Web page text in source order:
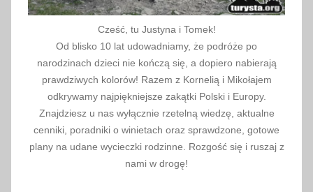
Cześć, tu Justyna i Tomek!
Od blisko 10 lat udowadniamy, że podróże po
narodzinach dzieci nie kończą się, a dopiero nabierają
prawdziwych kolorów! Razem z Kornelią i Mikołajem
odkrywamy najpiękniejsze zakątki Polski i Europy.
Znajdziesz u nas wyłącznie rzetelną wiedzę, aktualne
cenniki, poradniki o winietach oraz sprawdzone, gotowe
plany na udane wycieczki rodzinne. Rozgość się i ruszaj z
nami w drogę!